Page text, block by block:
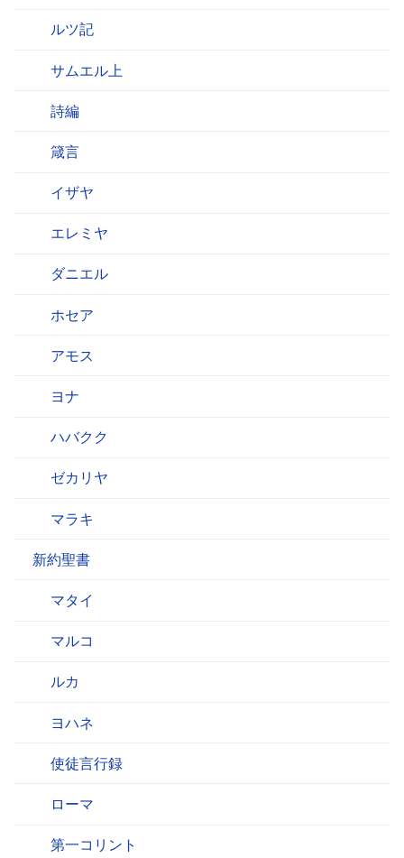
ルツ記
サムエル上
詩編
箴言
イザヤ
エレミヤ
ダニエル
ホセア
アモス
ヨナ
ハバクク
ゼカリヤ
マラキ
新約聖書
マタイ
マルコ
ルカ
ヨハネ
使徒言行録
ローマ
第一コリント